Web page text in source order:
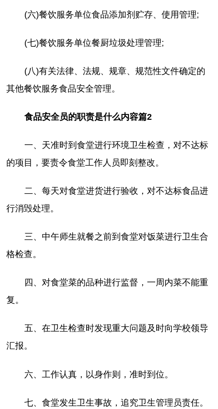
(六)餐饮服务单位食品添加剂贮存、使用管理;
(七)餐饮服务单位餐厨垃圾处理管理;
(八)有关法律、法规、规章、规范性文件确定的
其他餐饮服务食品安全管理。
食品安全员的职责是什么内容篇2
一、天准时到食堂进行环境卫生检查，对不达标
的项目，要责令食堂工作人员即刻整改。
二、每天对食堂进货进行验收，对不达标食品进
行消毁处理。
三、中午师生就餐之前到食堂对饭菜进行卫生合
格检查。
四、对食堂菜的品种进行监督，一周内菜不能重
复。
五、在卫生检查时发现重大问题及时向学校领导
汇报。
六、工作认真，以身作则，准时到位。
七、食堂发生卫生事故，追究卫生管理员责任。